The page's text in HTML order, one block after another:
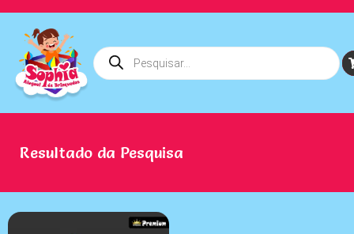
Resultado da Pesquisa